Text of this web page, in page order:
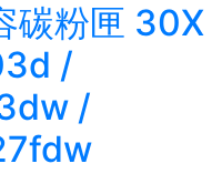
碳粉匣 30X
/
/